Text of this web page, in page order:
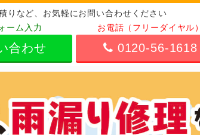
りなど、お気軽にお問い合わせください
ーム入力
合わせ
お電話（フリーダイヤル）
0120-56-1618